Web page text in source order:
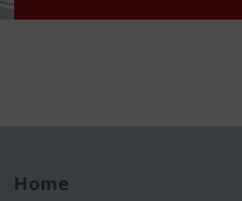
Home